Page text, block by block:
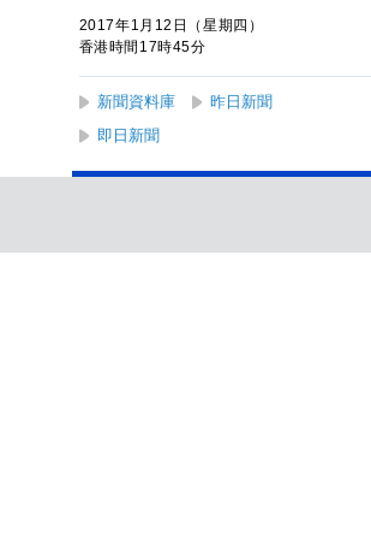
2017年1月12日（星期四）
香港時間17時45分
新聞資料庫 昨日新聞
即日新聞